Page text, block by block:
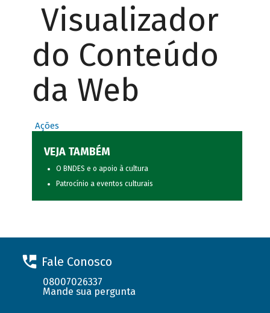
Visualizador
do Conteúdo
da Web
Ações
VEJA TAMBÉM
O BNDES e o apoio à cultura
Patrocínio a eventos culturais
Fale Conosco
08007026337
Mande sua pergunta